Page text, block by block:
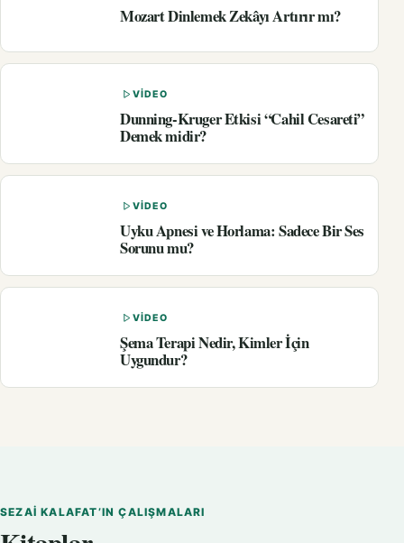
Mozart Dinlemek Zekâyı Artırır mı?
VIDEO
Dunning-Kruger Etkisi “Cahil Cesareti”
Demek midir?
VIDEO
Uyku Apnesi ve Horlama: Sadece Bir Ses
Sorunu mu?
VIDEO
Şema Terapi Nedir, Kimler İçin
Uygundur?
SEZAI KALAFAT’IN ÇALIŞMALARI